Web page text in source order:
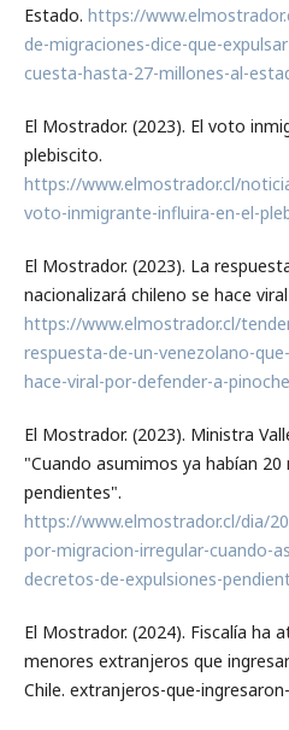
Estado. https://
de-migraciones-dice-que-
cuesta-hasta-27-millones-al-
El Mostrador. (2023). El voto
plebiscito.
https://www.elmostrador.cl/
voto-inmigrante-influira-en-el-
El Mostrador. (2023). La
nacionalizará chileno se hace
https://www.elmostrador.cl/
respuesta-de-un-venezolano-
hace-viral-por-defender-a-
El Mostrador. (2023). Ministra
"Cuando asumimos ya habían
pendientes".
https://www.elmostrador.cl/dia/
por-migracion-irregular-cuando-
decretos-de-expulsiones-
El Mostrador. (2024). Fiscalía ha
menores extranjeros que
Chile. extranjeros-que-